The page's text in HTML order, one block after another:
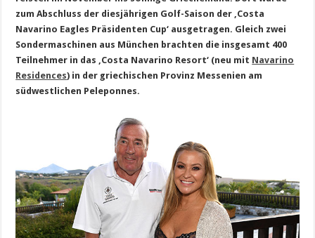
zum Abschluss der diesjährigen Golf-Saison der ‚Costa
Navarino Eagles Präsidenten Cup‘ ausgetragen. Gleich zwei
Sondermaschinen aus München brachten die insgesamt 400
Teilnehmer in das ‚Costa Navarino Resort‘ (neu mit Navarino
Residences) in der griechischen Provinz Messenien am
südwestlichen Peleponnes.